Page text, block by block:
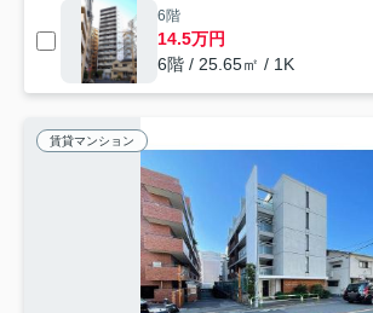
6階
14.5万円
6階 / 25.65㎡ / 1K
賃貸マンション